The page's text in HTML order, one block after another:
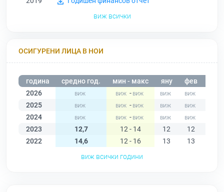
виж всички
ОСИГУРЕНИ ЛИЦА В НОИ
година средно год. мин - макс яну фев
2026
-
2025
-
2024
-
2023
12,7 12 - 14 12 12
2022
14,6 12 - 16 13 13
виж всички години